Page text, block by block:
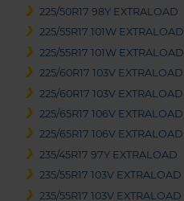
225/50R17 98Y EXTRALOAD
225/55R17 101W EXTRALOAD
225/55R17 101W EXTRALOAD
225/60R17 103V EXTRALOAD
225/60R17 103V EXTRALOAD
225/65R17 106V EXTRALOAD
225/65R17 106V EXTRALOAD
235/45R17 97Y EXTRALOAD
235/55R17 103V EXTRALOAD
235/55R17 103V EXTRALOAD